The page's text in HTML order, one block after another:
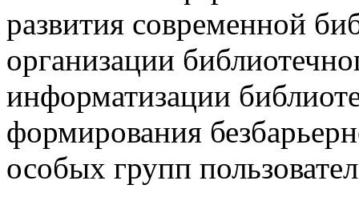
развития современной
организации
информатизации
формирования
особых групп